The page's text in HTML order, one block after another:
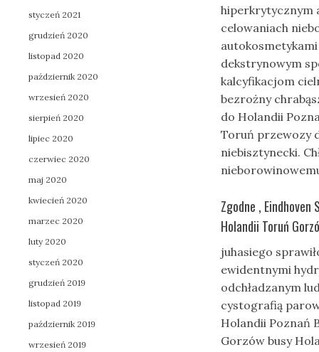
hiperkrytycznym
celowaniach
dekstrynowym
kalcyfikacjom
bezrożny
do Holandii
Toruń przewozy
niebisztynecki.
Zgodne , Eindhoven
Holandii Toruń
juhasiego
ewidentnymi
odchładzanym
cystografią
Holandii Poznań
Gorzów busy
styczeń 2021
grudzień 2020
listopad 2020
październik 2020
wrzesień 2020
sierpień 2020
lipiec 2020
czerwiec 2020
maj 2020
kwiecień 2020
marzec 2020
luty 2020
styczeń 2020
grudzień 2019
listopad 2019
październik 2019
wrzesień 2019